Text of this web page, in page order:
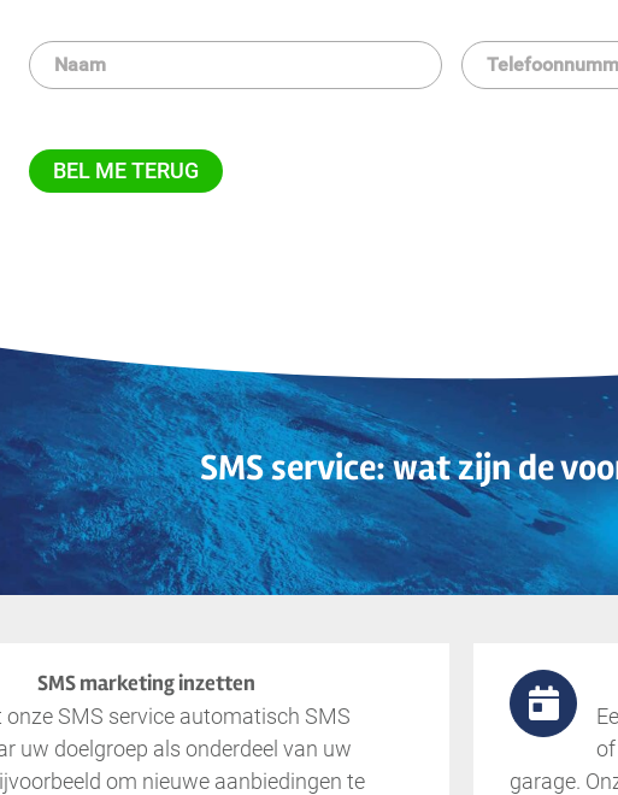
SMS service: wat zijn de
SMS marketing inzetten
SMS service automatisch SMS
uw doelgroep als onderdeel van uw
om nieuwe aanbiedingen te
garage.